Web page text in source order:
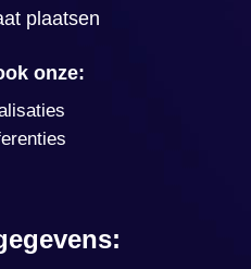
plaatsen
onze: